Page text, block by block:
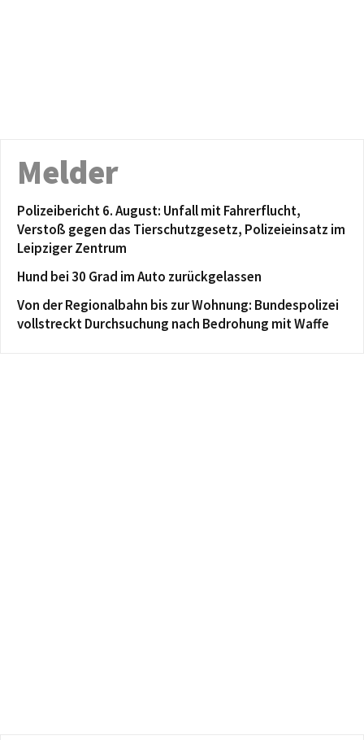
Melder
Polizeibericht 6. August: Unfall mit Fahrerflucht,
Verstoß gegen das Tierschutzgesetz, Polizeieinsatz im
Leipziger Zentrum
Hund bei 30 Grad im Auto zurückgelassen
Von der Regionalbahn bis zur Wohnung: Bundespolizei
vollstreckt Durchsuchung nach Bedrohung mit Waffe